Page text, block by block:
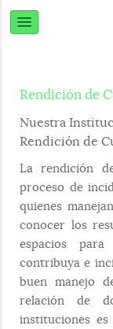
Rendición de
Nuestra
Rendición de
La rendición
proceso de
quienes
conocer los
espacios
contribuya e
buen manejo
relación de
instituciones